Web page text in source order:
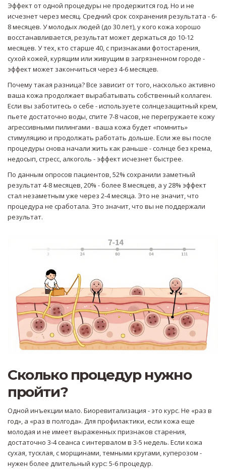
Эффект от одной процедуры не продержится год. Но и не
исчезнет через месяц. Средний срок сохранения результата - 6-
8 месяцев. У молодых людей (до 30 лет), у кого кожа хорошо
восстанавливается, результат может держаться до 10-12
месяцев. У тех, кто старше 40, с признаками фотостарения,
сухой кожей, курящим или живущим в загрязненном городе -
эффект может закончиться через 4-6 месяцев.
Почему такая разница? Все зависит от того, насколько активно
ваша кожа продолжает вырабатывать собственный коллаген.
Если вы заботитесь о себе - используете солнцезащитный крем,
пьете достаточно воды, спите 7-8 часов, не перегружаете кожу
агрессивными пилингами - ваша кожа будет «помнить»
стимуляцию и продолжать работать дольше. Если же вы после
процедуры снова начали жить как раньше - солнце без крема,
недосып, стресс, алкоголь - эффект исчезнет быстрее.
По данным опросов пациентов, 52% сохранили заметный
результат 4-8 месяцев, 20% - более 8 месяцев, а у 28% эффект
стал незаметным уже через 2-4 месяца. Это не значит, что
процедура не сработала. Это значит, что вы не поддержали
результат.
Сколько процедур нужно
пройти?
Одной инъекции мало. Биоревитализация - это курс. Не «раз в
год», а «раз в полгода». Для профилактики, если кожа еще
молодая и не имеет выраженных признаков старения,
достаточно 3-4 сеанса с интервалом в 3-5 недель. Если кожа
сухая, тусклая, с морщинами, темными кругами, куперозом -
нужен более длительный курс: 5-6 процедур.